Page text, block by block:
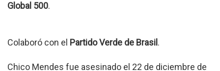
Global 500.
Colaboró con el Partido Verde de Brasil .
Chico Mendes fue asesinado el 22 de diciembre de